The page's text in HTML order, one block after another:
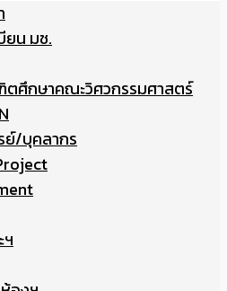
ยน มช.
ตศึกษาคณะวิศวกรรมศาสตร์
ย์/บุคลากร